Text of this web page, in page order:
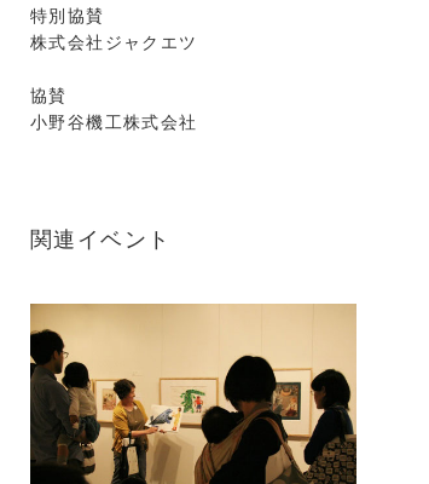
特別協賛
株式会社ジャクエツ
協賛
小野谷機工株式会社
関連イベント